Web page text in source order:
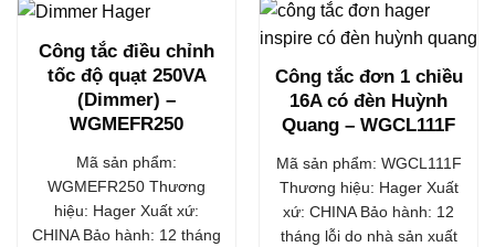
Công tắc điều chỉnh
tốc độ quạt 250VA
(Dimmer) –
WGMEFR250
Mã sản phẩm:
WGMEFR250 Thương
hiệu: Hager Xuất xứ:
CHINA Bảo hành: 12 tháng
Công tắc đơn 1 chiều
16A có đèn Huỳnh
Quang – WGCL111F
Mã sản phẩm: WGCL111F
Thương hiệu: Hager Xuất
xứ: CHINA Bảo hành: 12
tháng lỗi do nhà sản xuất